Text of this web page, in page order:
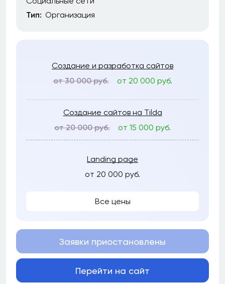
Тип: Организация
Создание и разработка сайтов
от 30 000 руб.
от 20 000 руб.
Создание сайтов на Tilda
от 20 000 руб.
от 15 000 руб.
Landing page
от 20 000 руб.
Все цены
Заявки приостановлены
Перейти на сайт